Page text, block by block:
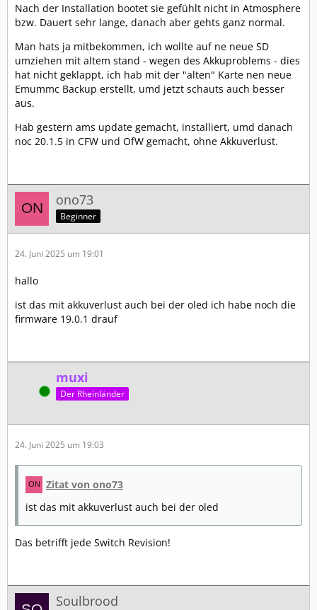
Nach der Installation bootet sie gefühlt nicht in Atmosphere
bzw. Dauert sehr lange, danach aber gehts ganz normal.
Man hats ja mitbekommen, ich wollte auf ne neue SD
umziehen mit altem stand - wegen des Akkuproblems - dies
hat nicht geklappt, ich hab mit der "alten" Karte nen neue
Emummc Backup erstellt, umd jetzt schauts auch besser
aus.
Hab gestern ams update gemacht, installiert, umd danach
noc 20.1.5 in CFW und OfW gemacht, ohne Akkuverlust.
ono73
Beginner
24. Juni 2025 um 19:01
hallo
ist das mit akkuverlust auch bei der oled ich habe noch die
firmware 19.0.1 drauf
Online
muxi
Der Rheinländer
24. Juni 2025 um 19:03
Zitat von ono73
ist das mit akkuverlust auch bei der oled
Das betrifft jede Switch Revision!
Soulbrood